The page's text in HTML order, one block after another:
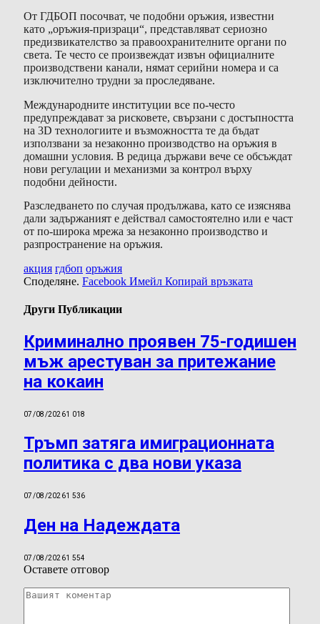
От ГДБОП посочват, че подобни оръжия, известни
като „оръжия-призраци“, представляват сериозно
предизвикателство за правоохранителните органи по
света. Те често се произвеждат извън официалните
производствени канали, нямат серийни номера и са
изключително трудни за проследяване.
Международните институции все по-често
предупреждават за рисковете, свързани с достъпността
на 3D технологиите и възможността те да бъдат
използвани за незаконно производство на оръжия в
домашни условия. В редица държави вече се обсъждат
нови регулации и механизми за контрол върху
подобни дейности.
Разследването по случая продължава, като се изяснява
дали задържаният е действал самостоятелно или е част
от по-широка мрежа за незаконно производство и
разпространение на оръжия.
акция гдбоп оръжия
Споделяне. Facebook Имейл Копирай връзката
Други Публикации
Криминално проявен 75-годишен
мъж арестуван за притежание
на кокаин
07/08/20261 018
Тръмп затяга имиграционната
политика с два нови указа
07/08/20261 536
Ден на Надеждата
07/08/20261 554
Оставете отговор